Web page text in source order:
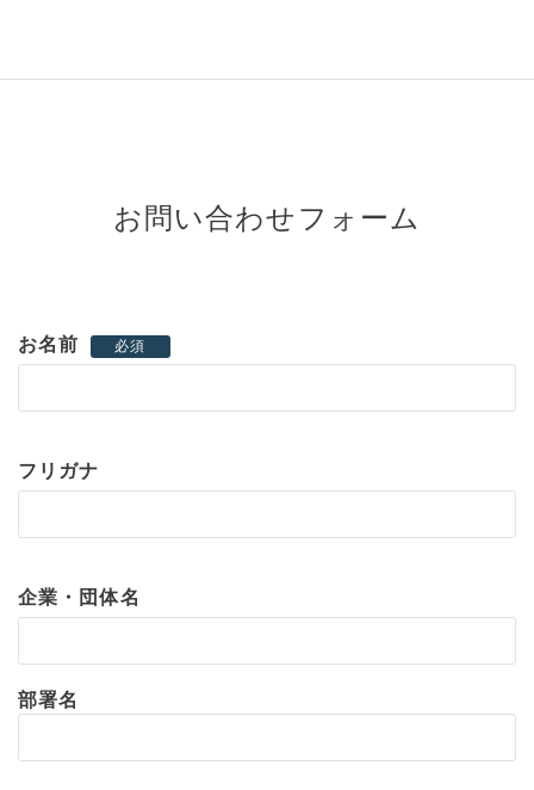
お問い合わせフォーム
お名前 必須
フリガナ
企業・団体名
部署名